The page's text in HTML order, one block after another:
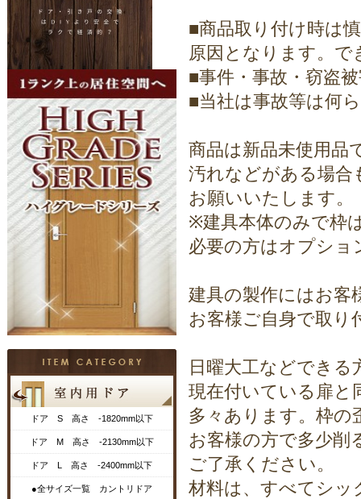
ドア S 高さ -1820mm以下
ドア M 高さ -2130mm以下
ドア L 高さ -2400mm以下
●全サイズ一覧 カントリドア
■商品取り付け時は
原因となります。で
■事件・事故・窃盗
■当社は事故等は何
商品は新品未使用品
汚れなどがある場合
お願いいたします。
※建具本体のみで枠
必要の方はオプショ
建具の製作にはお客
お客様ご自身で取り
日曜大工などできる
現在付いている扉と
多々あります。枠の
お客様の方で多少削
ご了承ください。
材料は、すべてシ